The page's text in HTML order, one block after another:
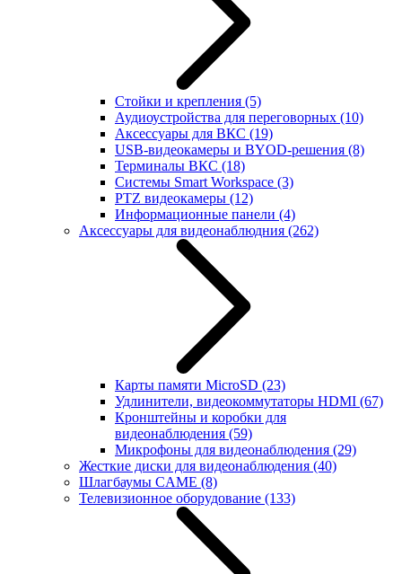
Стойки и крепления (5)
Аудиоустройства для переговорных (10)
Аксессуары для ВКС (19)
USB-видеокамеры и BYOD-решения (8)
Терминалы ВКС (18)
Системы Smart Workspace (3)
PTZ видеокамеры (12)
Информационные панели (4)
Аксессуары для видеонаблюдния (262)
Карты памяти MicroSD (23)
Удлинители, видеокоммутаторы HDMI (67)
Кронштейны и коробки для
видеонаблюдения (59)
Микрофоны для видеонаблюдения (29)
Жесткие диски для видеонаблюдения (40)
Шлагбаумы CAME (8)
Телевизионное оборудование (133)